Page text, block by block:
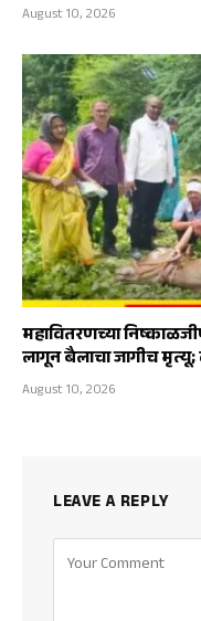
August 10, 2026
महावितरणच्या
लागून बैलाचा जागीच
August 10, 2026
LEAVE A REPLY